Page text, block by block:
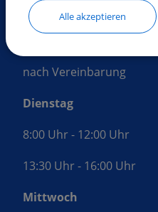
Montag
nach Vereinbarung
Dienstag
8:00 Uhr - 12:00 Uhr
13:30 Uhr - 16:00 Uhr
Mittwoch
Alle akzeptieren